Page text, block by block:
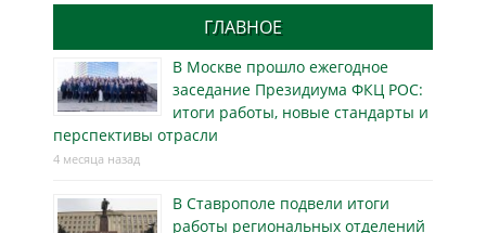
ГЛАВНОЕ
В Москве прошло ежегодное
заседание Президиума ФКЦ РОС:
итоги работы, новые стандарты и
перспективы отрасли
4 месяца назад
В Ставрополе подвели итоги
работы региональных отделений